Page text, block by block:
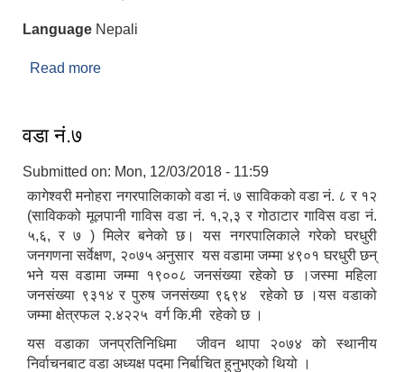
Language Nepali
Read more
वडा नं.७
Submitted on: Mon, 12/03/2018 - 11:59
कागेश्वरी मनोहरा नगरपालिकाको वडा नं. ७ साविकको वडा नं. ८ र १२
(साविकको मूलपानी गाविस वडा नं. १,२,३ र गोठाटार गाविस वडा नं.
५,६, र ७ ) मिलेर बनेको छ। यस नगरपालिकाले गरेको घरधुरी
जनगणना सर्वेक्षण, २०७५ अनुसार यस वडामा जम्मा ४९०१ घरधुरी छन्
भने यस वडामा जम्मा १९००८ जनसंख्या रहेको छ ।जस्मा महिला
जनसंख्या ९३१४ र पुरुष जनसंख्या ९६९४ रहेको छ ।यस वडाको
जम्मा क्षेत्रफल २.४२२५ वर्ग कि.मी रहेको छ ।
यस वडाका जनप्रतिनिधिमा जीवन थापा २०७४ को स्थानीय
निर्वाचनबाट वडा अध्यक्ष पदमा निर्बाचित हुनुभएको थियो ।